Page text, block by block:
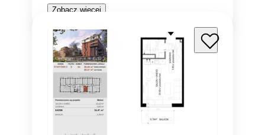
Zobacz więcej